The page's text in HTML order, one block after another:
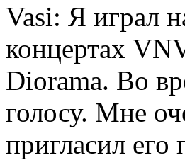
Vasi: Я играл
концертах
Diorama. Во
голосу. Мне
пригласил